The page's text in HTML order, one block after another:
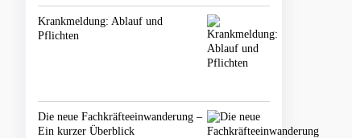
Krankmeldung: Ablauf und
Pflichten
Die neue Fachkräfteeinwanderung –
Ein kurzer Überblick